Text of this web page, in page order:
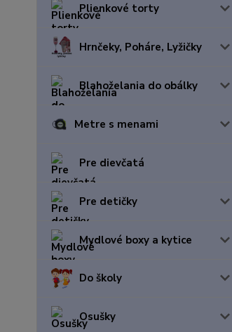
Plienkové torty
Hrnčeky, Poháre, Lyžičky
Blahoželania do obálky
Metre s menami
Pre dievčatá
Pre detičky
Mydlové boxy a kytice
Do školy
Osušky